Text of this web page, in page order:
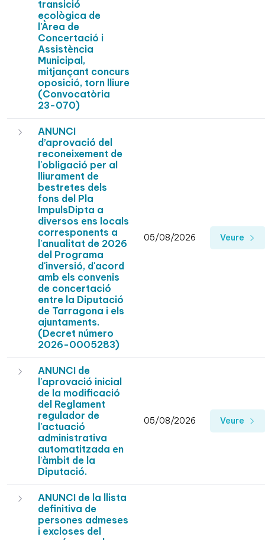
transició
ecològica de
l'Àrea de
Concertació i
Assistència
Municipal,
mitjançant concurs
oposició, torn lliure
(Convocatòria
23-070)
ANUNCI
d’aprovació del
reconeixement de
l'obligació per al
lliurament de
bestretes dels
fons del Pla
ImpulsDipta a
diversos ens locals
corresponents a
l'anualitat de 2026
del Programa
d'inversió, d'acord
amb els convenis
de concertació
entre la Diputació
de Tarragona i els
ajuntaments.
(Decret número
2026-0005283)
05/08/2026 Veure
ANUNCI de
l'aprovació inicial
de la modificació
del Reglament
regulador de
l'actuació
administrativa
automatitzada en
l'àmbit de la
Diputació.
05/08/2026 Veure
ANUNCI de la llista
definitiva de
persones admeses
i excloses del